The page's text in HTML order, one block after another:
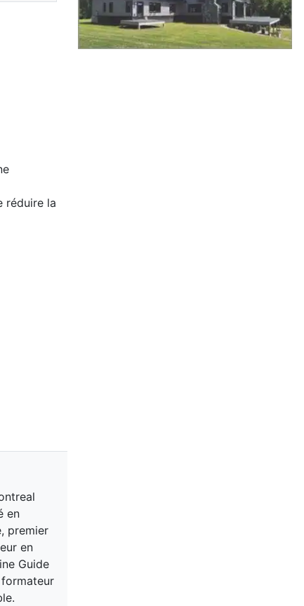
réduire la
en
premier
en
Guide
formateur